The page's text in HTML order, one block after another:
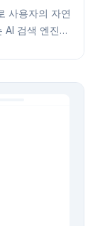
사용자의 자연
검색 엔진입